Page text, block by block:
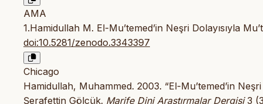
AMA
1.Hamidullah M. El-Mu’temed’in Neşri Dolayısıyla
doi:10.5281/zenodo.3343397
Chicago
Hamidullah, Muhammed. 2003. “El-Mu’temed’in
Şerafettin Gölcük. Marife Dini Araştırmalar Dergisi3